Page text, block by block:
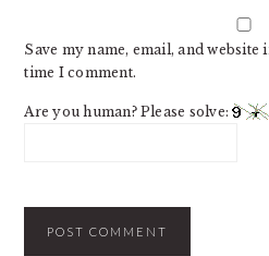
Save my name, email, and
time I comment.
Are you human? Please solve: